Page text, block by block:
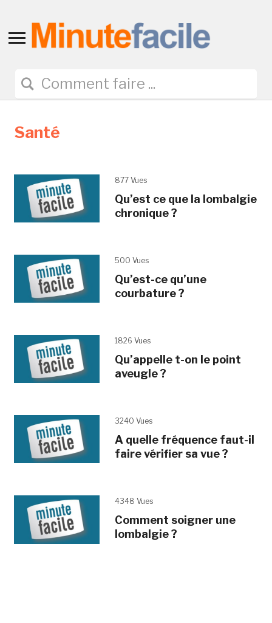
Toggle
navigation
Santé
877 Vues
Qu’est ce que la lombalgie
chronique ?
500 Vues
Qu’est-ce qu’une
courbature ?
1826 Vues
Qu’appelle t-on le point
aveugle ?
3240 Vues
A quelle fréquence faut-il
faire vérifier sa vue ?
4348 Vues
Comment soigner une
lombalgie ?